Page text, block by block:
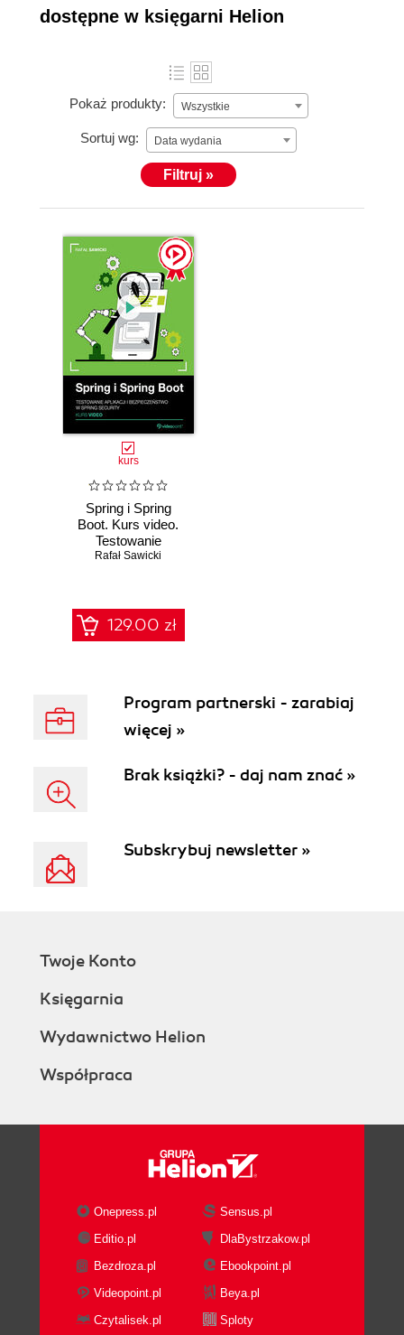
Cyber Labu, a od 2021 - członkiem rady nadzorczej.
W chwilach wolnych od pracy uwielbia podróżować i
godzinach oddaje się również dwóm innym pasjom:
grze na gitarze i tworzeniu memów.
Programista to człowiek, który potrafi znaleźć
potrzebne mu informacje szybciej od reszty
społeczeństwa. Nie jest osobą wszechwiedzącą.
Google’a!
dostępne w księgarni Helion
Pokaż produkty: Wszystkie
Sortuj wg: Data wydania
Filtruj »
kurs
Spring i Spring
Boot. Kurs video.
Testowanie
aplikacji i
Rafał Sawicki
129.00 zł
Program partnerski - zarabiaj
więcej »
Brak książki? - daj nam znać »
Subskrybuj newsletter »
Twoje Konto
Księgarnia
Wydawnictwo Helion
Współpraca
Onepress.pl
Sensus.pl
Editio.pl
DlaBystrzakow.pl
Bezdroza.pl
Ebookpoint.pl
Videopoint.pl
Beya.pl
Czytalisek.pl
Sploty